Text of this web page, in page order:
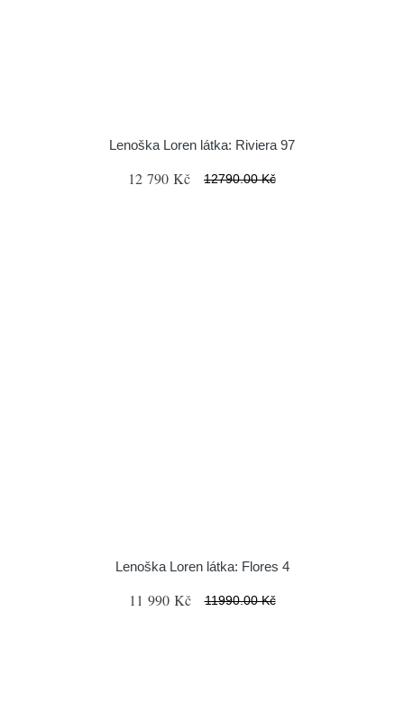
Lenoška Loren látka: Riviera 97
12 790 Kč 12790.00 Kč
Lenoška Loren látka: Flores 4
11 990 Kč 11990.00 Kč